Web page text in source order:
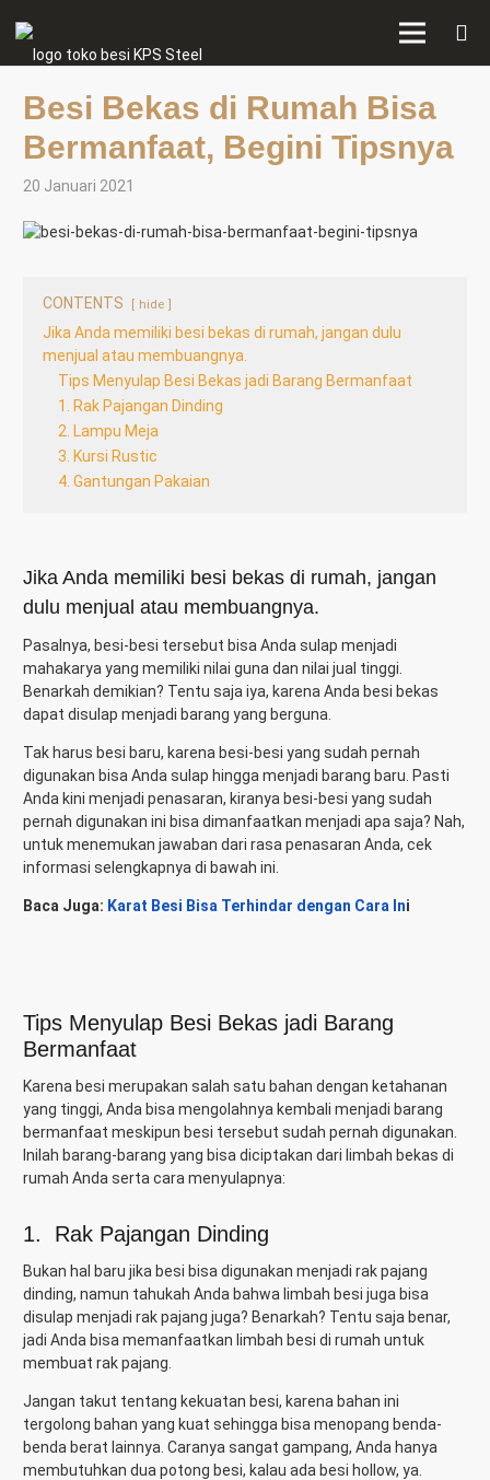
Besi Bekas di Rumah Bisa
Bermanfaat, Begini Tipsnya
20 Januari 2021
CONTENTS hide
Jika Anda memiliki besi bekas di rumah, jangan dulu
menjual atau membuangnya.
Tips Menyulap Besi Bekas jadi Barang Bermanfaat
1. Rak Pajangan Dinding
2. Lampu Meja
3. Kursi Rustic
4. Gantungan Pakaian
Jika Anda memiliki besi bekas di rumah, jangan
dulu menjual atau membuangnya.
Pasalnya, besi-besi tersebut bisa Anda sulap menjadi
mahakarya yang memiliki nilai guna dan nilai jual tinggi.
Benarkah demikian? Tentu saja iya, karena Anda besi bekas
dapat disulap menjadi barang yang berguna.
Tak harus besi baru, karena besi-besi yang sudah pernah
digunakan bisa Anda sulap hingga menjadi barang baru. Pasti
Anda kini menjadi penasaran, kiranya besi-besi yang sudah
pernah digunakan ini bisa dimanfaatkan menjadi apa saja? Nah,
untuk menemukan jawaban dari rasa penasaran Anda, cek
informasi selengkapnya di bawah ini.
Baca Juga: Karat Besi Bisa Terhindar dengan Cara Ini
Tips Menyulap Besi Bekas jadi Barang
Bermanfaat
Karena besi merupakan salah satu bahan dengan ketahanan
yang tinggi, Anda bisa mengolahnya kembali menjadi barang
bermanfaat meskipun besi tersebut sudah pernah digunakan.
Inilah barang-barang yang bisa diciptakan dari limbah bekas di
rumah Anda serta cara menyulapnya:
1. Rak Pajangan Dinding
Bukan hal baru jika besi bisa digunakan menjadi rak pajang
dinding, namun tahukah Anda bahwa limbah besi juga bisa
disulap menjadi rak pajang juga? Benarkah? Tentu saja benar,
jadi Anda bisa memanfaatkan limbah besi di rumah untuk
membuat rak pajang.
Jangan takut tentang kekuatan besi, karena bahan ini
tergolong bahan yang kuat sehingga bisa menopang benda-
benda berat lainnya. Caranya sangat gampang, Anda hanya
membutuhkan dua potong besi, kalau ada besi hollow, ya.